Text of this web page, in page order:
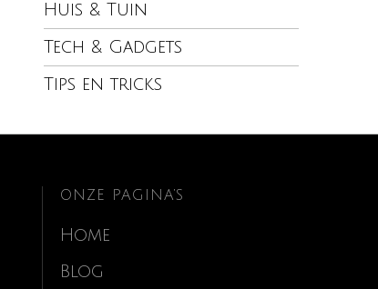
Huis & Tuin
Tech & Gadgets
Tips en tricks
ONZE PAGINA’S
Home
Blog